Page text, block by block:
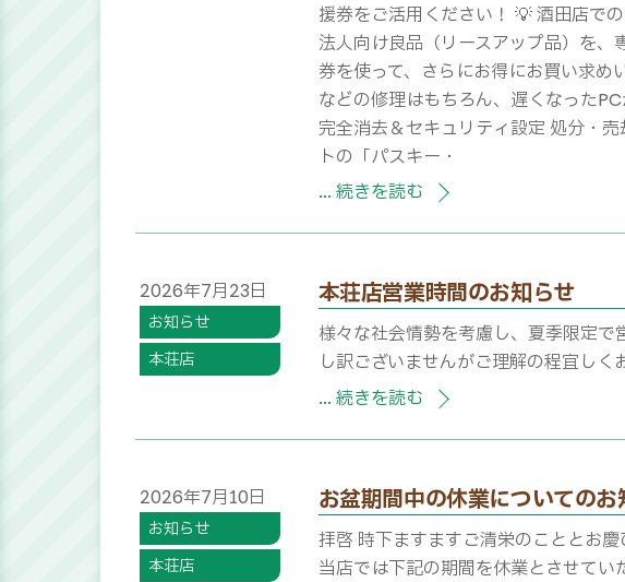
援券をご活用ください！ 💡 酒田店で
法人向け良品（リースアップ品）を
券を使って、さらにお得にお買い求め
などの修理はもちろん、遅くなった
完全消去＆セキュリティ設定 処分・
トの「パスキー・
... 続きを読む
2026年7月23日
お知らせ
本荘店
本荘店営業時間のお知らせ
様々な社会情勢を考慮し、夏季限定
し訳ございませんがご理解の程宜しく
... 続きを読む
2026年7月10日
お知らせ
本荘店
お盆期間中の休業についての
拝啓 時下ますますご清栄のこととお
当店では下記の期間を休業とさせて